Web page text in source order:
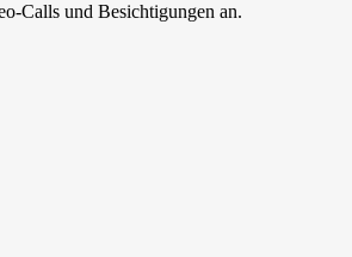
Calls und Besichtigungen an.